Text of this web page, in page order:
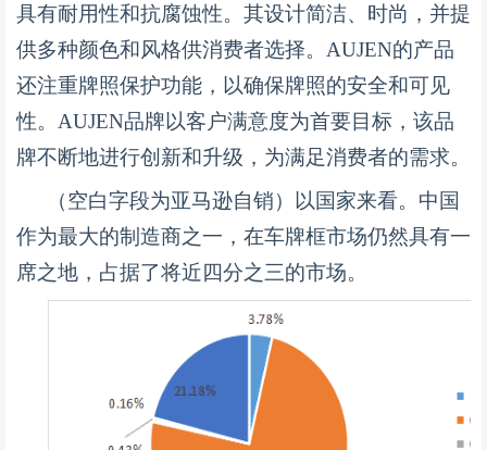
具有耐用性和抗腐蚀性。其设计简洁、时尚，并提
供多种颜色和风格供消费者选择。AUJEN的产品
还注重牌照保护功能，以确保牌照的安全和可见
性。AUJEN品牌以客户满意度为首要目标，该品
牌不断地进行创新和升级，为满足消费者的需求。
（空白字段为亚马逊自销）以国家来看。中国
作为最大的制造商之一，在车牌框市场仍然具有一
席之地，占据了将近四分之三的市场。